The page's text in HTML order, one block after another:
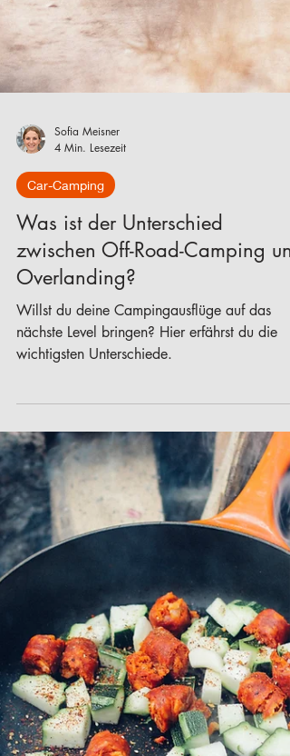
Sofia Meisner
4 Min. Lesezeit
Car-Camping
Was ist der Unterschied
zwischen Off-Road-Camping
Overlanding?
wichtigsten Unterschiede.